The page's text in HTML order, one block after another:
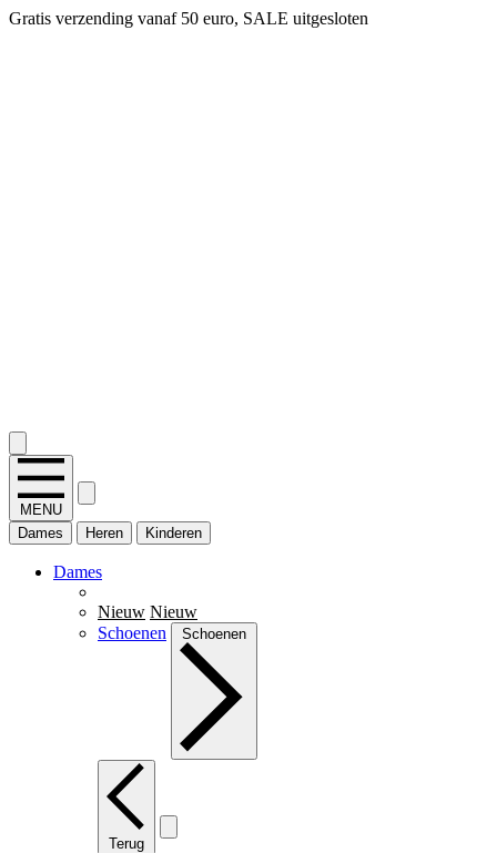
Gratis verzending vanaf 50 euro, SALE uitgesloten
MENU
Dames
Heren Kinderen
Dames
Nieuw Nieuw
Schoenen
Schoenen
Terug